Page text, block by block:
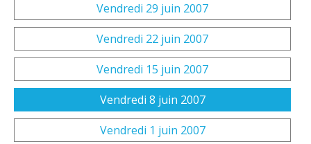
Vendredi 29 juin 2007
Vendredi 22 juin 2007
Vendredi 15 juin 2007
Vendredi 8 juin 2007
Vendredi 1 juin 2007